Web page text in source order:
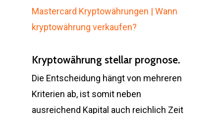
Mastercard Kryptowährungen | Wann
kryptowährung verkaufen?
Kryptowährung stellar prognose.
Die Entscheidung hängt von mehreren
Kriterien ab, ist somit neben
ausreichend Kapital auch reichlich Zeit